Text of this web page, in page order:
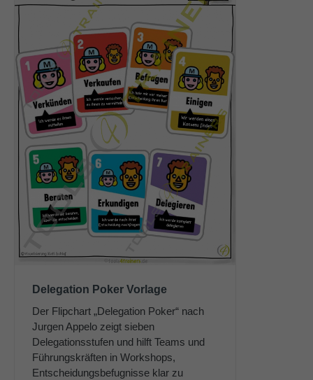
Delegation Poker Vorlage
Der Flipchart „Delegation Poker“ nach
Jurgen Appelo zeigt sieben
Delegationsstufen und hilft Teams und
Führungskräften in Workshops,
Entscheidungsbefugnisse klar zu